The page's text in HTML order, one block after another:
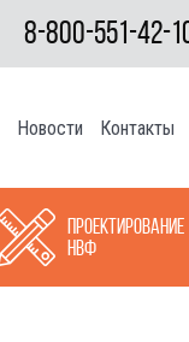
8-800-551-42-
Новости Контакты
Проектирование
НВФ